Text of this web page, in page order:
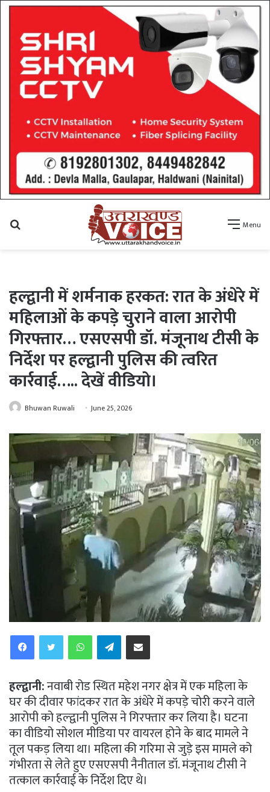
Menu
हल्द्वानी में शर्मनाक हरकत: रात के अंधेरे में
महिलाओं के कपड़े चुराने वाला आरोपी
गिरफ्तार… एसएसपी डॉ. मंजूनाथ टीसी के
निर्देश पर हल्द्वानी पुलिस की त्वरित
कार्रवाई….. देखें वीडियो।
Bhuwan Ruwali June 25, 2026
WhatsAppTelegramShare via Email
हल्द्वानी:नवाबी रोड स्थित महेश नगर क्षेत्र में एक महिला के
घर की दीवार फांदकर रात के अंधेरे में कपड़े चोरी करने वाले
आरोपी को हल्द्वानी पुलिस ने गिरफ्तार कर लिया है। घटना
का वीडियो सोशल मीडिया पर वायरल होने के बाद मामले ने
तूल पकड़ लिया था। महिला की गरिमा से जुड़े इस मामले को
गंभीरता से लेते हुए एसएसपी नैनीताल डॉ. मंजूनाथ टीसी ने
तत्काल कार्रवाई के निर्देश दिए थे।